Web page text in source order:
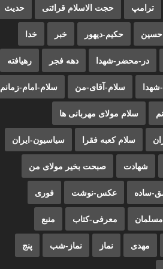
ترامپ حجت الاسلام قرائتی حدیث
حسین حکیم-دیهور خبر خدا
در-محضر-شهدا دهه فجر رهیافته
سلام-آقای-من سلام-امام-زمانم
سلام مولای مهربانی ها
سلام کعبه فقرا سیاسیون-ایران
شهادت صبحت بخیر مولای من
ساده عکس-نوشت فوری
مسلمان معرفی-کتاب منبع
مهدی نماز نماز-شب پنج